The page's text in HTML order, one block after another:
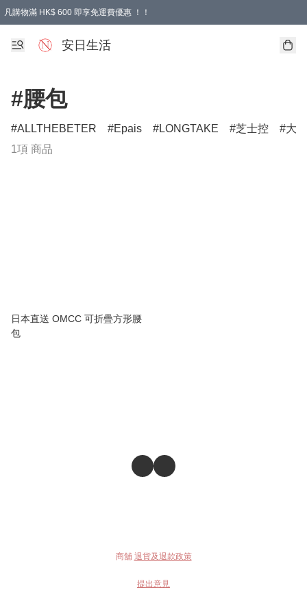
凡購物滿 HK$ 600 即享免運費優惠 ！！
安日生活
#腰包
ALLTHEBETER Epais LONGTAKE 芝士控
大
1項 商品
日本直送 OMCC 可折疊方形腰
包
商舖 退貨及退款政策
提出意見